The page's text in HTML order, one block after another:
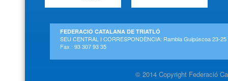
FEDERACIÓ CATALANA DE TRIATLÓ
SEU CENTRAL I CORRESPONDÈNCIA: Rambla Guipúscoa 23-25
Fax : 93 307 93 35
© 2014 Copyright Federació